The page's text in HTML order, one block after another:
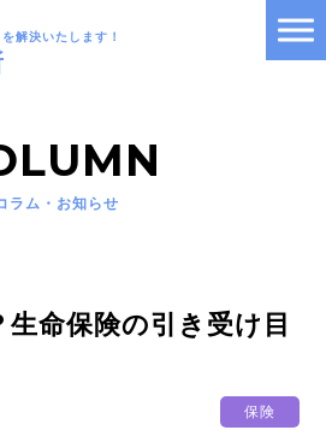
解決いたします！
ラム・お知らせ
命保険の引き受け目
保険